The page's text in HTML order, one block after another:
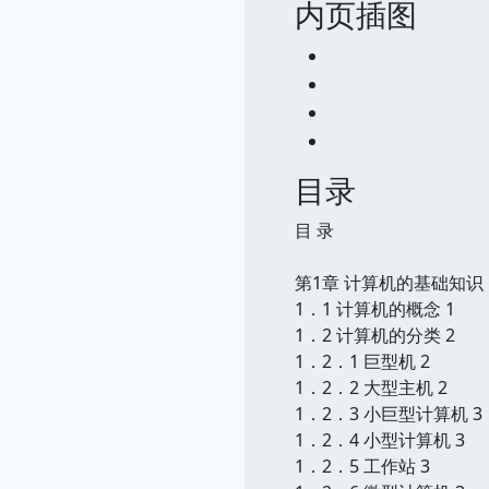
内页插图
目录
目 录
第1章 计算机的基础知识
1．1 计算机的概念 1
1．2 计算机的分类 2
1．2．1 巨型机 2
1．2．2 大型主机 2
1．2．3 小巨型计算机 3
1．2．4 小型计算机 3
1．2．5 工作站 3